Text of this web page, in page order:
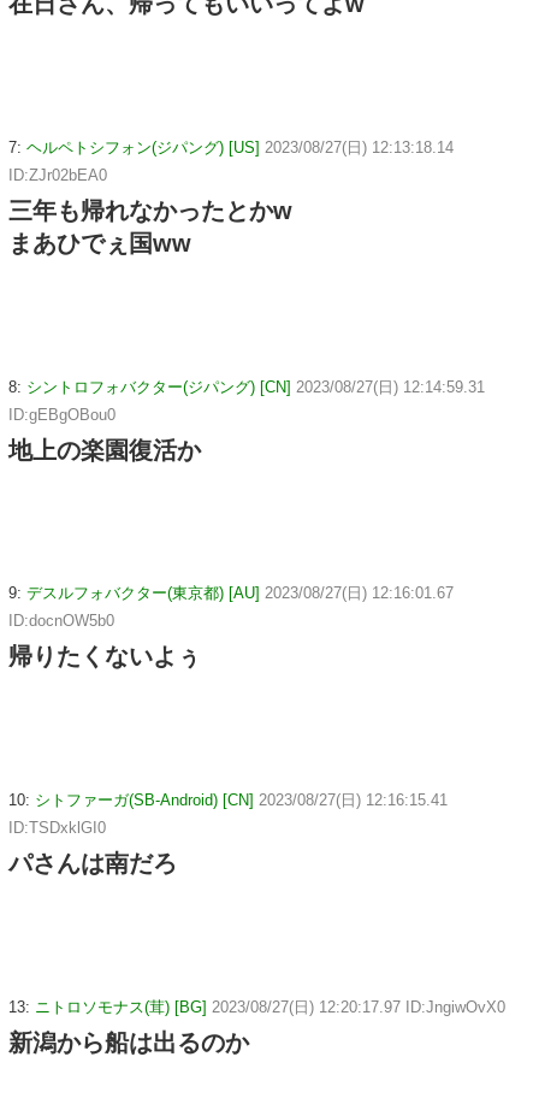
7: ヘルペトシフォン(ジパング) [US] 2023/08/27(日) 12:13:18.14
ID:ZJr02bEA0
三年も帰れなかったとかw
まあひでぇ国ww
8: シントロフォバクター(ジパング) [CN] 2023/08/27(日) 12:14:59.31
ID:gEBgOBou0
地上の楽園復活か
9: デスルフォバクター(東京都) [AU] 2023/08/27(日) 12:16:01.67
ID:docnOW5b0
帰りたくないよぅ
10: シトファーガ(SB-Android) [CN] 2023/08/27(日) 12:16:15.41
ID:TSDxklGI0
パさんは南だろ
13: ニトロソモナス(茸) [BG] 2023/08/27(日) 12:20:17.97 ID:JngiwOvX0
新潟から船は出るのか